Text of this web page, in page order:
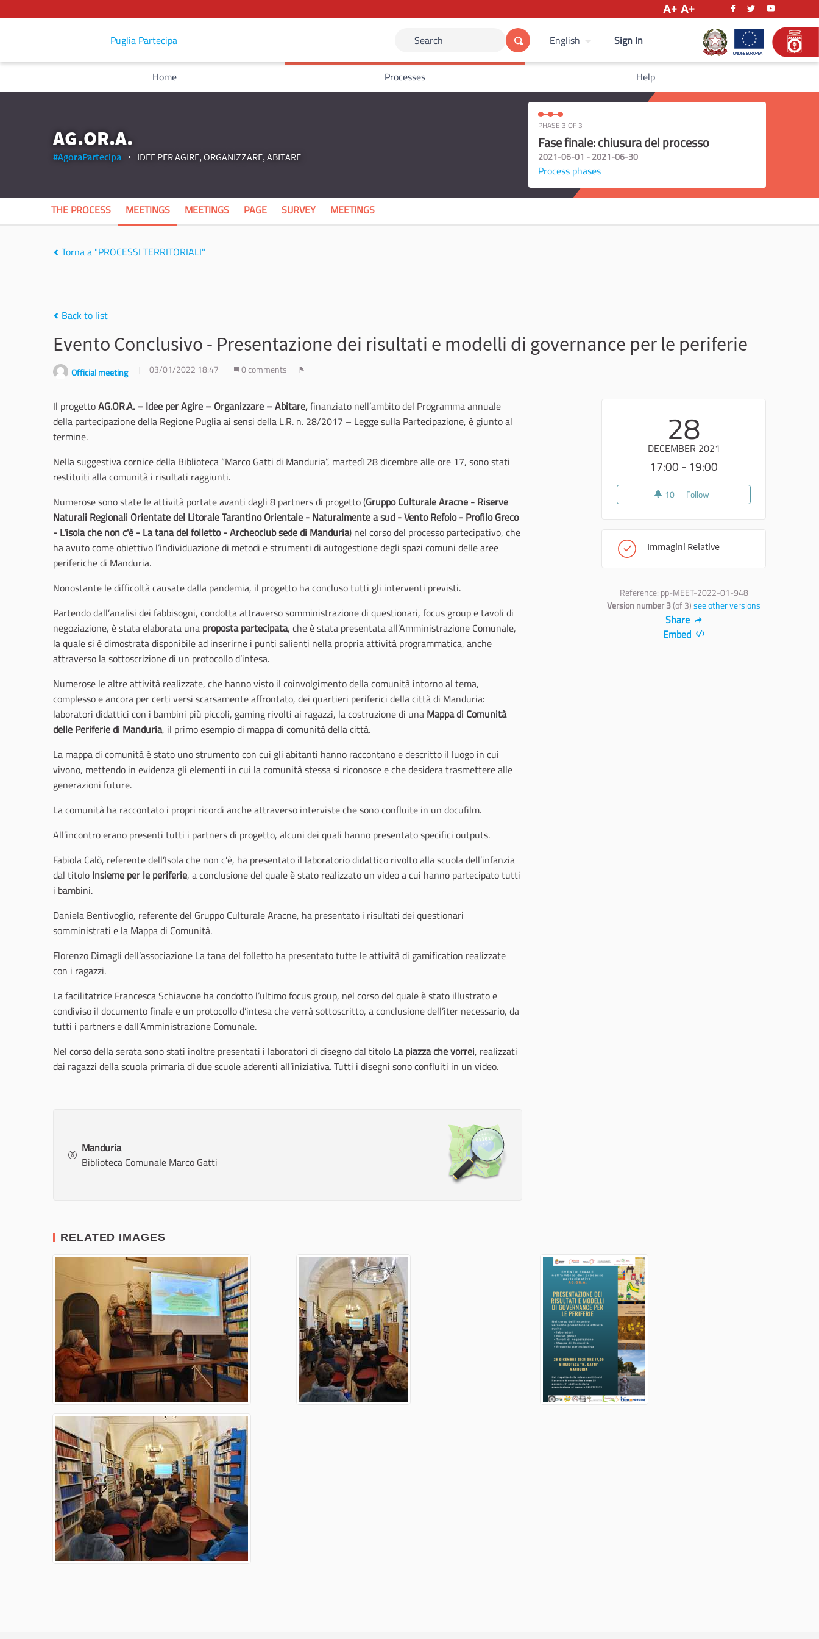
Puglia Partecipa Search English Sign In
Home Processes Help
AG.OR.A.
#AgoraPartecipa IDEE PER AGIRE, ORGANIZZARE, ABITARE
PHASE 3 OF 3
Fase finale: chiusura del processo
2021-06-01 - 2021-06-30
Process phases
THE PROCESS MEETINGS MEETINGS PAGE SURVEY MEETINGS
Torna a "PROCESSI TERRITORIALI"
Back to list
Evento Conclusivo - Presentazione dei risultati e modelli di governance per le periferie
Official meeting 03/01/2022 18:47 0 comments
28
DECEMBER 2021
17:00 - 19:00
10 10 followers
Follow
Immagini Relative
Reference: pp-MEET-2022-01-948
Version number 3(of 3)see other versions
Share
Embed
Il progettoAG.OR.A. – Idee per Agire – Organizzare – Abitare,finanziato nell’ambito del Programma annuale
della partecipazione della Regione Puglia ai sensi della L.R. n. 28/2017 – Legge sulla Partecipazione, è giunto al
termine.
Nella suggestiva cornice della Biblioteca “Marco Gatti di Manduria”, martedì 28 dicembre alle ore 17, sono stati
restituiti alla comunità i risultati raggiunti.
Numerose sono state le attività portate avanti dagli 8 partners di progetto (Gruppo Culturale Aracne - Riserve
Naturali Regionali Orientate del Litorale Tarantino Orientale - Naturalmente a sud - Vento Refolo - Profilo Greco
- L'isola che non c'è - La tana del folletto - Archeoclub sede di Manduria) nel corso del processo partecipativo, che
ha avuto come obiettivo l’individuazione di metodi e strumenti di autogestione degli spazi comuni delle aree
periferiche di Manduria.
Nonostante le difficoltà causate dalla pandemia, il progetto ha concluso tutti gli interventi previsti.
Partendo dall’analisi dei fabbisogni, condotta attraverso somministrazione di questionari, focus group e tavoli di
negoziazione, è stata elaborata una proposta partecipata, che è stata presentata all’Amministrazione Comunale,
la quale si è dimostrata disponibile ad inserirne i punti salienti nella propria attività programmatica, anche
attraverso la sottoscrizione di un protocollo d’intesa.
Numerose le altre attività realizzate, che hanno visto il coinvolgimento della comunità intorno al tema,
complesso e ancora per certi versi scarsamente affrontato, dei quartieri periferici della città di Manduria:
laboratori didattici con i bambini più piccoli, gaming rivolti ai ragazzi, la costruzione di una Mappa di Comunità
delle Periferie di Manduria, il primo esempio di mappa di comunità della città.
La mappa di comunità è stato uno strumento con cui gli abitanti hanno raccontano e descritto il luogo in cui
vivono, mettendo in evidenza gli elementi in cui la comunità stessa si riconosce e che desidera trasmettere alle
generazioni future.
La comunità ha raccontato i propri ricordi anche attraverso interviste che sono confluite in un docufilm.
All’incontro erano presenti tutti i partners di progetto, alcuni dei quali hanno presentato specifici outputs.
Fabiola Calò, referente dell’Isola che non c’è, ha presentato il laboratorio didattico rivolto alla scuola dell’infanzia
dal titolo Insieme per le periferie, a conclusione del quale è stato realizzato un video a cui hanno partecipato tutti
i bambini.
Daniela Bentivoglio, referente del Gruppo Culturale Aracne, ha presentato i risultati dei questionari
somministrati e la Mappa di Comunità.
Florenzo Dimagli dell’associazione La tana del folletto ha presentato tutte le attività di gamification realizzate
con i ragazzi.
La facilitatrice Francesca Schiavone ha condotto l’ultimo focus group, nel corso del quale è stato illustrato e
condiviso il documento finale e un protocollo d’intesa che verrà sottoscritto, a conclusione dell’iter necessario, da
tutti i partners e dall’Amministrazione Comunale.
Nel corso della serata sono stati inoltre presentati i laboratori di disegno dal titolo La piazza che vorrei, realizzati
dai ragazzi della scuola primaria di due scuole aderenti all’iniziativa. Tutti i disegni sono confluiti in un video.
Manduria
Biblioteca Comunale Marco Gatti
RELATED IMAGES